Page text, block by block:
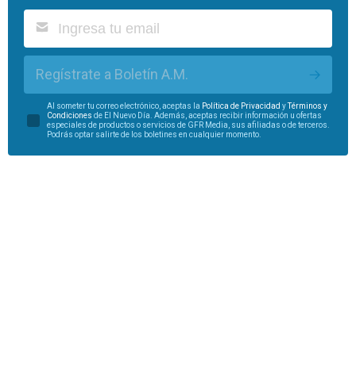
Regístrate a Boletín A.M.
Al someter tu correo electrónico, aceptas la Política de Privacidad yTérminos y
Condiciones de El Nuevo Día. Además, aceptas recibir información u ofertas
especiales de productos o servicios de GFR Media, sus afiliadas o de terceros.
Podrás optar salirte de los boletines en cualquier momento.